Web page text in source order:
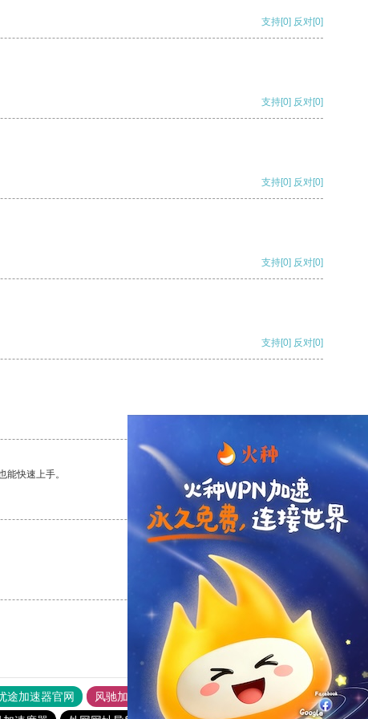
支持[0] 反对[0]
支持[0] 反对[0]
支持[0] 反对[0]
支持[0] 反对[0]
支持[0] 反对[0]
快速上手。
支持 [0] 反对 [0]
支持
途加速器官网 风驰加速器
旋风加速器